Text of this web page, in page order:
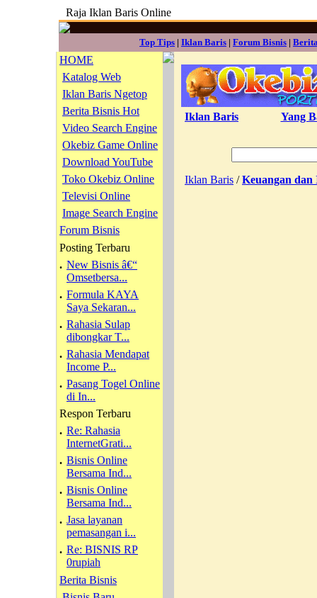
Raja Iklan Baris Online
Top Tips | Iklan Baris | Forum Bisnis |
HOME
Katalog Web
Iklan Baris Ngetop
Berita Bisnis Hot
Video Search Engine
Okebiz Game Online
Download YouTube
Toko Okebiz Online
Televisi Online
Image Search Engine
Forum Bisnis
Posting Terbaru
. New Bisnis â€“
Omsetbersa...
. Formula KAYA
Saya Sekaran...
. Rahasia Sulap
dibongkar T...
. Rahasia Mendapat
Income P...
. Pasang Togel Online
di In...
Respon Terbaru
. Re: Rahasia
InternetGrati...
. Bisnis Online
Bersama Ind...
. Bisnis Online
Bersama Ind...
. Jasa layanan
pemasangan i...
. Re: BISNIS RP
0rupiah
Berita Bisnis
Iklan Baris Yang
Iklan Baris /Keuangan dan